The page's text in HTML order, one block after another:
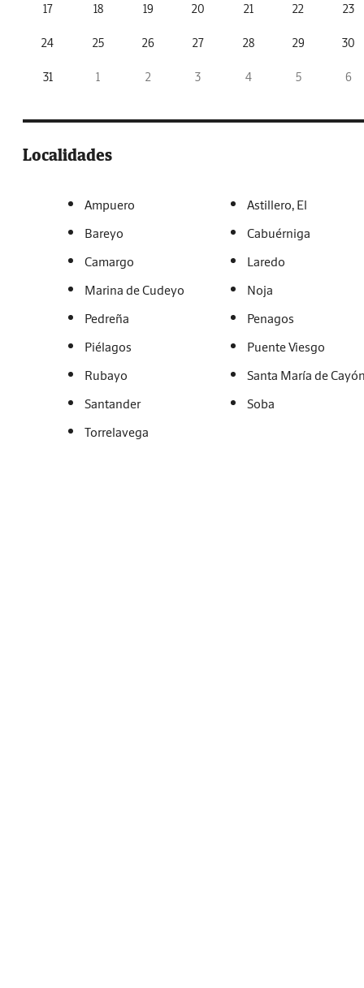
17 18 19 20 21 22 23
24 25 26 27 28 29 30
31 1 2 3 4 5 6
Localidades
Ampuero
Astillero, El
Bareyo
Cabuérniga
Camargo
Laredo
Marina de Cudeyo
Noja
Pedreña
Penagos
Piélagos
Puente Viesgo
Rubayo
Santa María de
Santander
Soba
Torrelavega